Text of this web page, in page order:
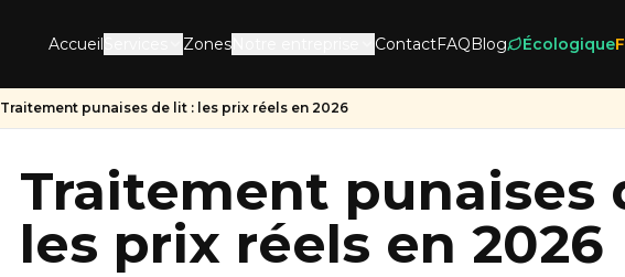
Accueil Zones ContactFAQBlog Écologique
Traitement punaises de lit : les prix réels en 2026
Traitement punaises
les prix réels en 2026